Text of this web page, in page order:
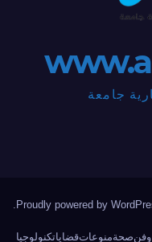
جامعة
Proudly powered by
وفنصحةمنوعاتقضاياتكنولوجيا